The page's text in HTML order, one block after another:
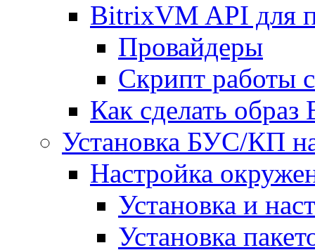
BitrixVM API для
Провайдеры
Скрипт работы
Как сделать
Установка БУС/КП
Настройка
Установка и
Установка